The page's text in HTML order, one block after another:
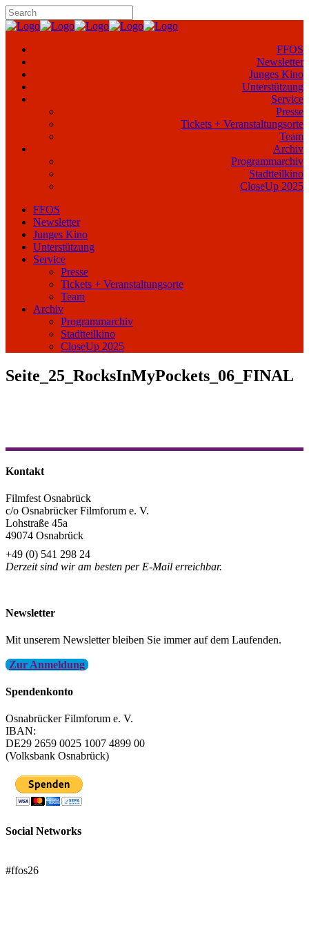
FFOS
Newsletter
Junges Kino
Unterstützung
Service
Presse
Tickets + Veranstaltungsorte
Team
Archiv
Programmarchiv
Stadtteilkino
CloseUp 2025
FFOS
Newsletter
Junges Kino
Unterstützung
Service
Presse
Tickets + Veranstaltungsorte
Team
Archiv
Programmarchiv
Stadtteilkino
CloseUp 2025
Seite_25_RocksInMyPockets_06_FINAL
Kontakt
Filmfest Osnabrück
c/o Osnabrücker Filmforum e. V.
Lohstraße 45a
49074 Osnabrück
+49 (0) 541 298 24
Derzeit sind wir am besten per E-Mail erreichbar.
Newsletter
Mit unserem Newsletter bleiben Sie immer auf dem Laufenden.
Zur Anmeldung
Spendenkonto
Osnabrücker Filmforum e. V.
IBAN:
DE29 2659 0025 1007 4899 00
(Volksbank Osnabrück)
Social Networks
#ffos26